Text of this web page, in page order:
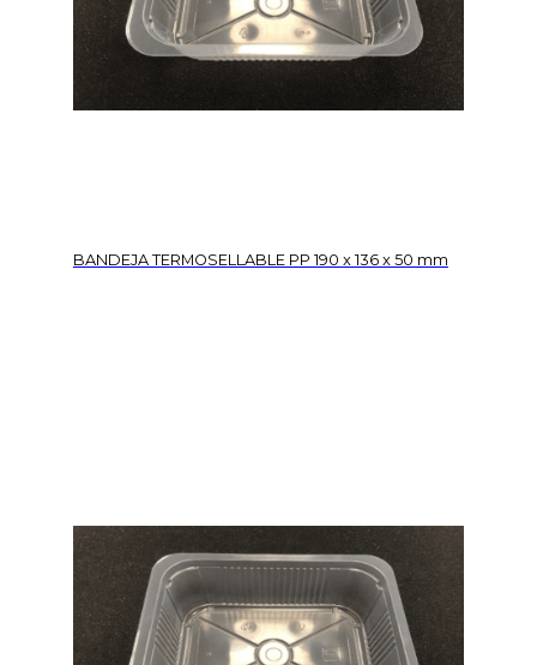
BANDEJA TERMOSELLABLE PP 190 x 136 x 50 mm